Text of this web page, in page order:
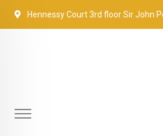
Skip
Hennessy Court 3rd floor Sir John